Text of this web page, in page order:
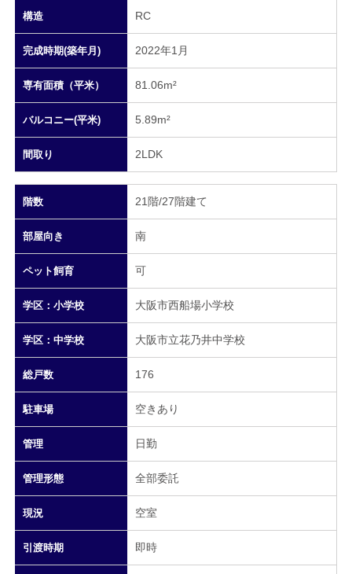
構造 RC
完成時期(築年月) 2022年1月
専有面積（平米） 81.06m²
バルコニー(平米) 5.89m²
間取り 2LDK
階数 21階/27階建て
部屋向き 南
ペット飼育 可
学区：小学校 大阪市西船場小学校
学区：中学校 大阪市立花乃井中学校
総戸数 176
駐車場 空きあり
管理 日勤
管理形態 全部委託
現況 空室
引渡時期 即時